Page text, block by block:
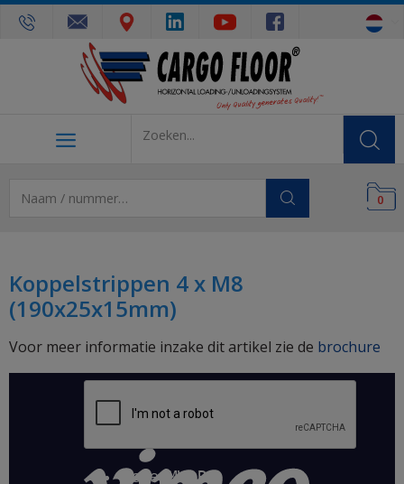
0
Koppelstrippen 4 x M8
(190x25x15mm)
Voor meer informatie inzake dit artikel zie de brochure